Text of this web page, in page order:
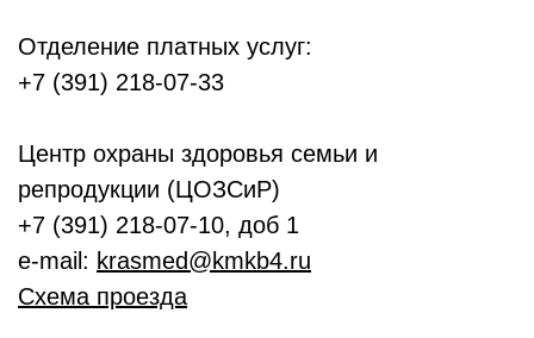
Отделение платных услуг:
+7 (391) 218-07-33
Центр охраны здоровья семьи и
репродукции (ЦОЗСиР)
+7 (391) 218-07-10, доб 1
e-mail: krasmed@kmkb4.ru
Схема проезда